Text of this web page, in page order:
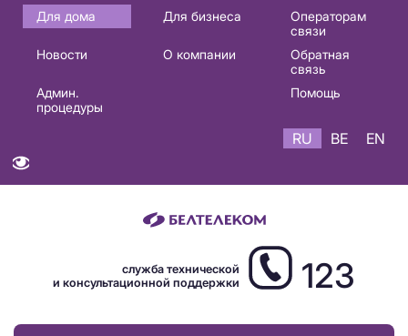
Основная
навигация
Для дома Для бизнеса
Операторам
связи
Новости
О компании
Обратная
связь
Админ.
процедуры
Помощь
RU BE EN
служба технической
и консультационной поддержки
123